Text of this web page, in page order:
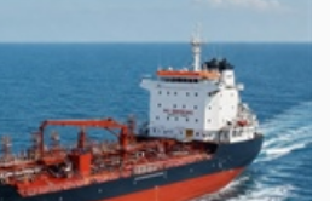
bộ Người liên quan Cổ đông lớn